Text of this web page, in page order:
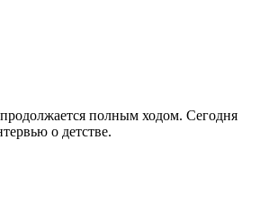
полным ходом. Сегодня
о детстве.